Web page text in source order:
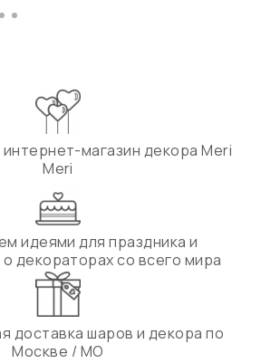
магазин декора Meri
Meri
идеями для праздника и
декораторах со всего мира
доставка шаров и декора по
Москве / МО